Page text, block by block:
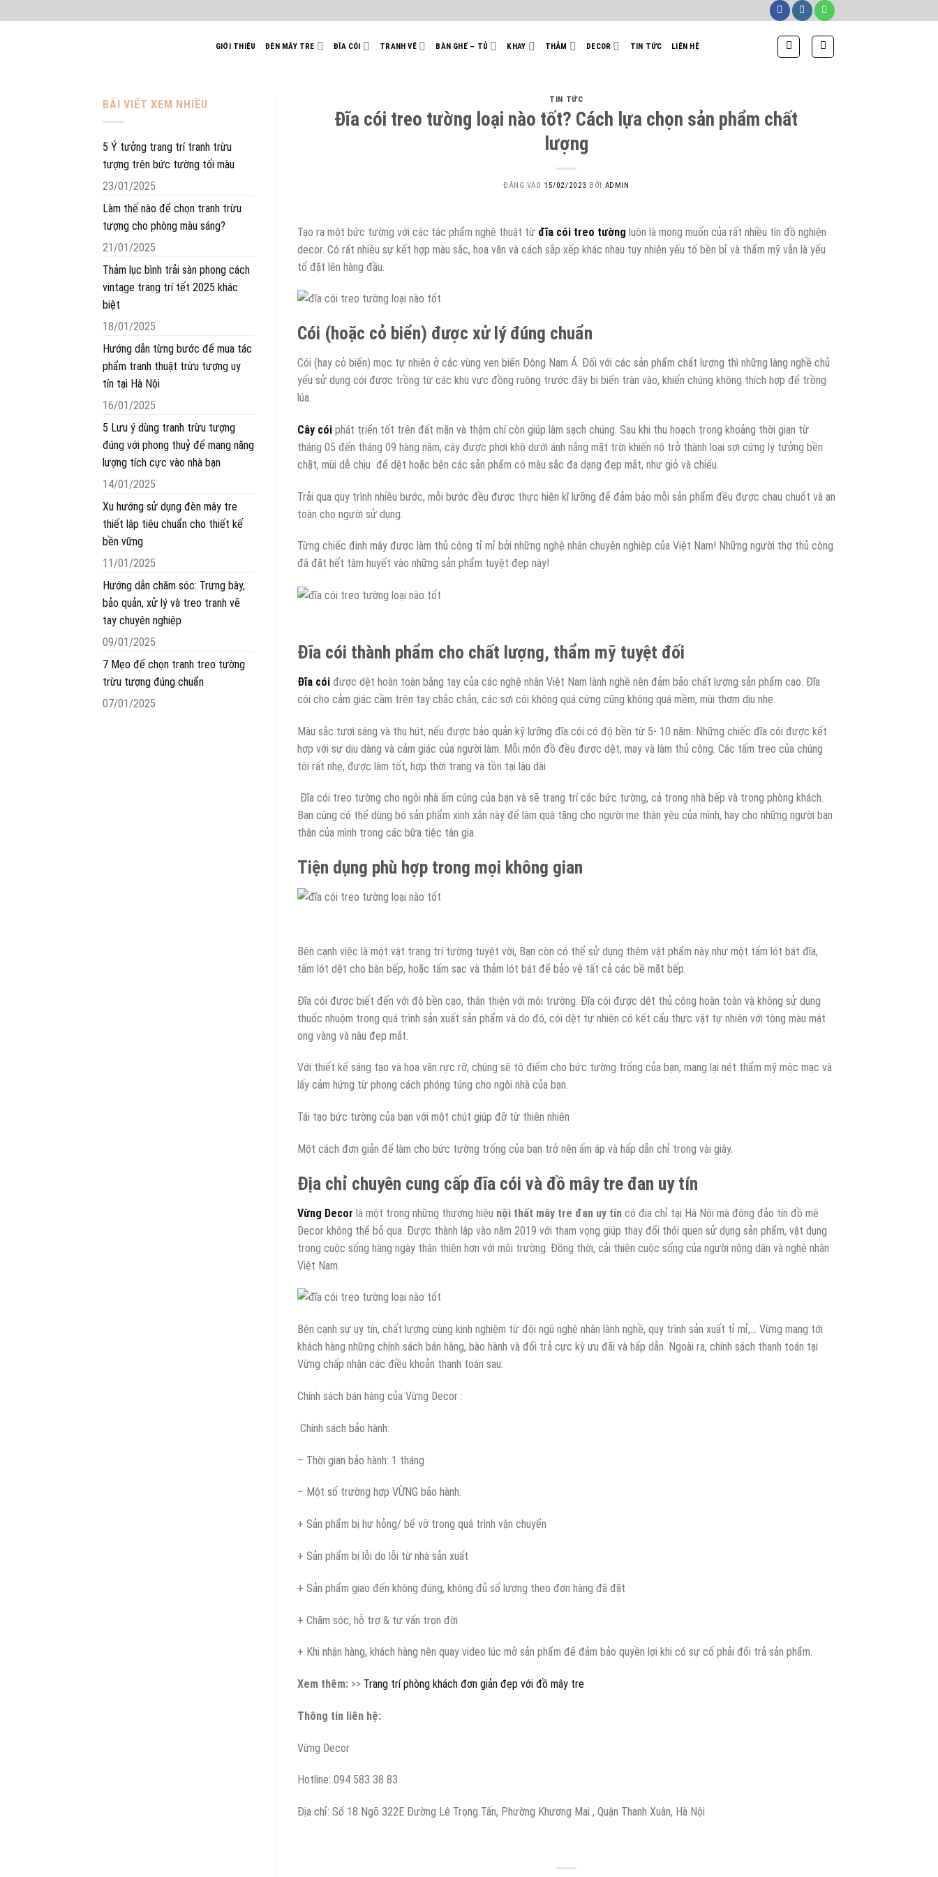
qua
GIỚI THIỆU ĐÈN MÂY TRE ĐĨA CÓI TRANH VẼ BÀN GHẾ – TỦ KHAY THẢM DECOR TIN TỨC LIÊN HỆ
BÀI VIẾT XEM NHIỀU
5 Ý tưởng trang trí tranh trừu
tượng trên bức tường tối màu
23/01/2025
Làm thế nào để chọn tranh trừu
tượng cho phòng màu sáng?
21/01/2025
Thảm lục bình trải sàn phong cách
vintage trang trí tết 2025 khác
biệt
18/01/2025
Hướng dẫn từng bước để mua tác
phẩm tranh thuật trừu tượng uy
tín tại Hà Nội
16/01/2025
5 Lưu ý dùng tranh trừu tượng
đúng với phong thuỷ để mang năng
lượng tích cực vào nhà bạn
14/01/2025
Xu hướng sử dụng đèn mây tre
thiết lập tiêu chuẩn cho thiết kế
bền vững
11/01/2025
Hướng dẫn chăm sóc: Trưng bày,
bảo quản, xử lý và treo tranh vẽ
tay chuyên nghiệp
09/01/2025
7 Mẹo để chọn tranh treo tường
trừu tượng đúng chuẩn
07/01/2025
TIN TỨC
Đĩa cói treo tường loại nào tốt? Cách lựa chọn sản phẩm chất
lượng
ĐĂNG VÀO 15/02/2023 BỞI ADMIN
Tạo ra một bức tường với các tác phẩm nghệ thuật từ đĩa cói treo tường luôn là mong muốn của rất nhiều tín đồ nghiện
decor. Có rất nhiều sự kết hợp màu sắc, hoa văn và cách sắp xếp khác nhau tuy nhiên yếu tố bền bỉ và thẩm mỹ vẫn là yếu
tố đặt lên hàng đầu.
Cói (hoặc cỏ biển) được xử lý đúng chuẩn
Cói (hay cỏ biển) mọc tự nhiên ở các vùng ven biển Đông Nam Á. Đối với các sản phẩm chất lượng thì những làng nghề chủ
yếu sử dụng cói được trồng từ các khu vực đồng ruộng trước đây bị biển tràn vào, khiến chúng không thích hợp để trồng
lúa.
Cây cóiphát triển tốt trên đất mặn và thậm chí còn giúp làm sạch chúng. Sau khi thu hoạch trong khoảng thời gian từ
tháng 05 đến tháng 09 hàng năm, cây được phơi khô dưới ánh nắng mặt trời khiến nó trở thành loại sợi cứng lý tưởng bền
chặt, mùi dễ chịu để dệt hoặc bện các sản phẩm có màu sắc đa dạng đẹp mắt, như giỏ và chiếu.
Trải qua quy trình nhiều bước, mỗi bước đều được thực hiện kĩ lưỡng để đảm bảo mỗi sản phẩm đều được chau chuốt và an
toàn cho người sử dụng.
Từng chiếc đinh mây được làm thủ công tỉ mỉ bởi những nghệ nhân chuyên nghiệp của Việt Nam! Những người thợ thủ công
đã đặt hết tâm huyết vào những sản phẩm tuyệt đẹp này!
Đĩa cói thành phẩm cho chất lượng, thẩm mỹ tuyệt đối
Đĩa cói được dệt hoàn toàn bằng tay của các nghệ nhân Việt Nam lành nghề nên đảm bảo chất lượng sản phẩm cao. Đĩa
cói cho cảm giác cầm trên tay chắc chắn, các sợi cói không quá cứng cũng không quá mềm, mùi thơm dịu nhẹ.
Màu sắc tươi sáng và thu hút, nếu được bảo quản kỹ lưỡng đĩa cói có độ bền từ 5- 10 năm. Những chiếc đĩa cói được kết
hợp với sự dịu dàng và cảm giác của người làm. Mỗi món đồ đều được dệt, may và làm thủ công. Các tấm treo của chúng
tôi rất nhẹ, được làm tốt, hợp thời trang và tồn tại lâu dài.
Đĩa cói treo tường cho ngôi nhà ấm cúng của bạn và sẽ trang trí các bức tường, cả trong nhà bếp và trong phòng khách.
Bạn cũng có thể dùng bộ sản phẩm xinh xắn này để làm quà tặng cho người mẹ thân yêu của mình, hay cho những người bạn
thân của mình trong các bữa tiệc tân gia.
Tiện dụng phù hợp trong mọi không gian
Bên cạnh việc là một vật trang trí tường tuyệt vời, Bạn còn có thể sử dụng thêm vật phẩm này như một tấm lót bát đĩa,
tấm lót dệt cho bàn bếp, hoặc tấm sạc và thảm lót bát để bảo vệ tất cả các bề mặt bếp.
Đĩa cói được biết đến với độ bền cao, thân thiện với môi trường. Đĩa cói được dệt thủ công hoàn toàn và không sử dụng
thuốc nhuộm trong quá trình sản xuất sản phẩm và do đó, cói dệt tự nhiên có kết cấu thực vật tự nhiên với tông màu mật
ong vàng và nâu đẹp mắt.
Với thiết kế sáng tạo và hoa văn rực rỡ, chúng sẽ tô điểm cho bức tường trống của bạn, mang lại nét thẩm mỹ mộc mạc và
lấy cảm hứng từ phong cách phóng túng cho ngôi nhà của bạn.
Tái tạo bức tường của bạn với một chút giúp đỡ từ thiên nhiên
Một cách đơn giản để làm cho bức tường trống của bạn trở nên ấm áp và hấp dẫn chỉ trong vài giây.
Địa chỉ chuyên cung cấp đĩa cói và đồ mây tre đan uy tín
Vừng Decor là một trong những thương hiệu nội thất mây tre đan uy tín có địa chỉ tại Hà Nội mà đông đảo tín đồ mê
Decor không thể bỏ qua. Được thành lập vào năm 2019 với tham vọng giúp thay đổi thói quen sử dụng sản phẩm, vật dụng
trong cuộc sống hàng ngày thân thiện hơn với môi trường. Đồng thời, cải thiện cuộc sống của người nông dân và nghệ nhân
Việt Nam.
Bên cạnh sự uy tín, chất lượng cùng kinh nghiệm từ đội ngũ nghệ nhân lành nghề, quy trình sản xuất tỉ mỉ,… Vừng mang tới
khách hàng những chính sách bán hàng, bào hành và đổi trả cực kỳ ưu đãi và hấp dẫn. Ngoài ra, chính sách thanh toán tại
Vừng chấp nhận các điều khoản thanh toán sau:
Chính sách bán hàng của Vừng Decor :
Chính sách bảo hành:
– Thời gian bảo hành: 1 tháng
– Một số trường hợp VỪNG bảo hành:
+ Sản phẩm bị hư hỏng/ bể vỡ trong quá trình vận chuyển
+ Sản phẩm bị lỗi do lỗi từ nhà sản xuất
+ Sản phẩm giao đến không đúng, không đủ số lượng theo đơn hàng đã đặt
+ Chăm sóc, hỗ trợ & tư vấn trọn đời
+ Khi nhận hàng, khách hàng nên quay video lúc mở sản phẩm để đảm bảo quyền lợi khi có sự cố phải đổi trả sản phẩm.
Xem thêm:>> Trang trí phòng khách đơn giản đẹp với đồ mây tre
Thông tin liên hệ:
Vừng Decor
Hotline: 094 583 38 83
Địa chỉ: Số 18 Ngõ 322E Đường Lê Trọng Tấn, Phường Khương Mai , Quận Thanh Xuân, Hà Nội